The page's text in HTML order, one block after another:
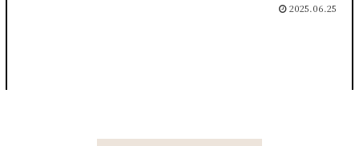
2025.06.25